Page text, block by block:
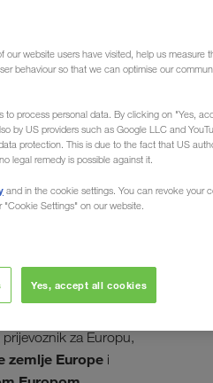
Belarus
Rusiju
Federaciji. U Moskvi i
za Europu,
zemlje Europe i
website users have visited, help us measure
behaviour so that we can optimise our
process personal data. By clicking on "Yes,
by US providers such as Google LLC and
protection. This is due to the fact that US
legal remedy is possible against it.
and in the cookie settings. You can revoke your
Settings" on our website.
Yes, accept all cookies